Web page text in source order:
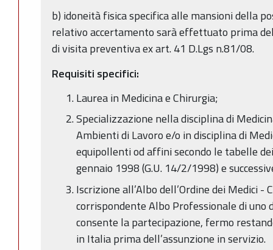
b) idoneità fisica specifica alle mansioni della
relativo accertamento sarà effettuato prima
di visita preventiva ex art. 41 D.Lgs n.81/08.
Requisiti specifici:
Laurea in Medicina e Chirurgia;
Specializzazione nella disciplina di
Ambienti di Lavoro e/o in disciplina di
equipollenti od affini secondo le tabelle
gennaio 1998 (G.U. 14/2/1998) e
Iscrizione all’Albo dell’Ordine dei Medici -
corrispondente Albo Professionale di uno
consente la partecipazione, fermo
in Italia prima dell’assunzione in servizio.